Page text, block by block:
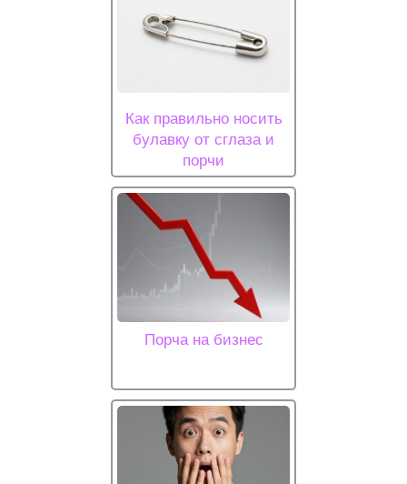
Как правильно носить
булавку от сглаза и
порчи
Порча на бизнес